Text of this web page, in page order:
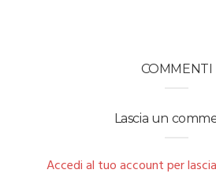
COMMENTI
Lascia un
Accedi al tuo account per